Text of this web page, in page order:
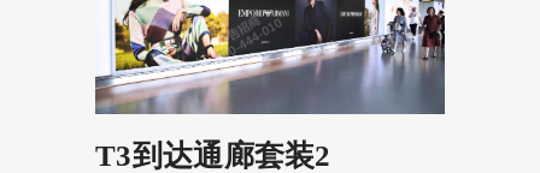
T3到达通廊套装2